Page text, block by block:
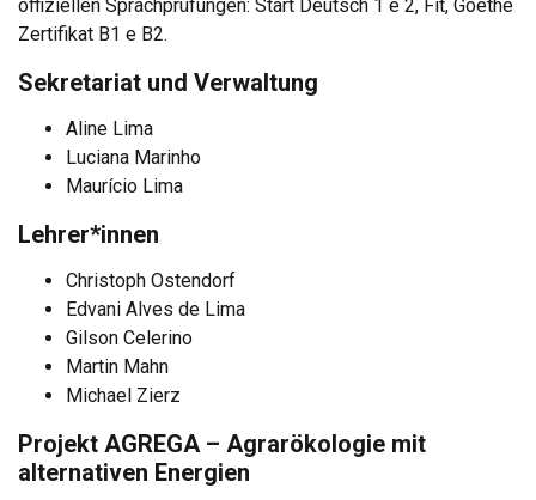
offiziellen Sprachprüfungen: Start Deutsch 1 e 2, Fit, Goethe
Zertifikat B1 e B2.
Sekretariat und Verwaltung
Aline Lima
Luciana Marinho
Maurício Lima
Lehrer*innen
Christoph Ostendorf
Edvani Alves de Lima
Gilson Celerino
Martin Mahn
Michael Zierz
Projekt AGREGA – Agrarökologie mit
alternativen Energien